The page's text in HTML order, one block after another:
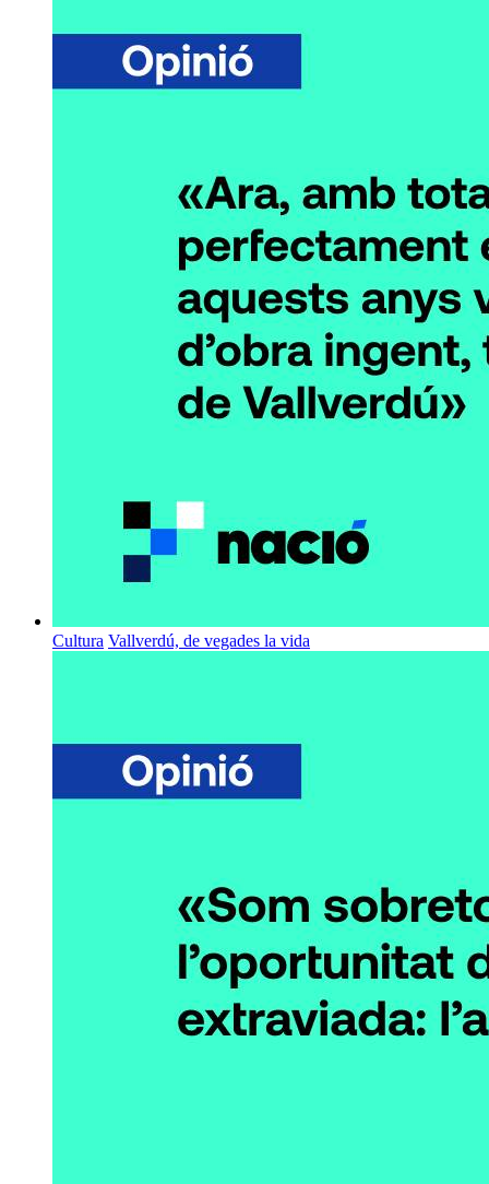
Cultura Vallverdú, de vegades la vida